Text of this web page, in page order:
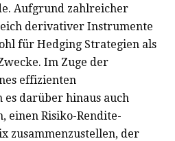
Aufgrund zahlreicher
derivativer Instrumente
für Hedging Strategien als
Im Zuge der
effizienten
darüber hinaus auch
einen Risiko-Rendite-
zusammenzustellen, der